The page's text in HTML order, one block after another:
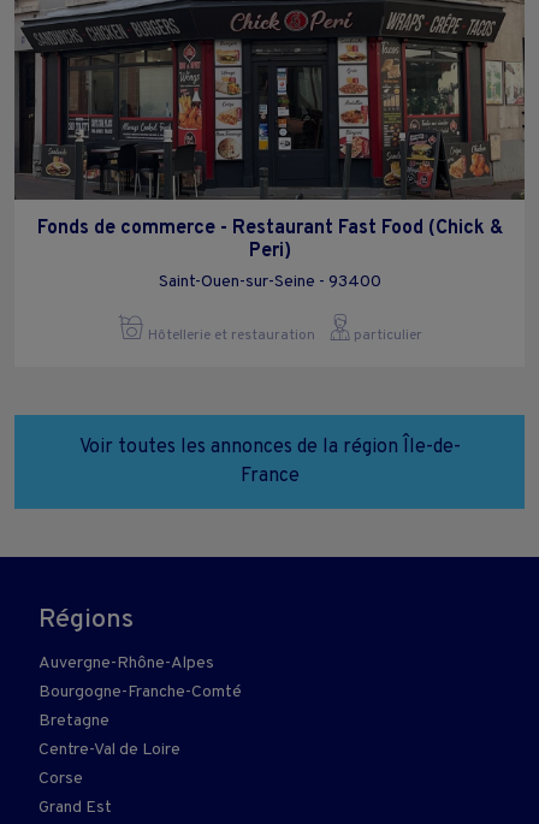
Fonds de commerce - Restaurant Fast Food (Chick &
Peri)
Saint-Ouen-sur-Seine - 93400
Hôtellerie et restauration particulier
Voir toutes les annonces de la région Île-de-
France
Régions
Auvergne-Rhône-Alpes
Bourgogne-Franche-Comté
Bretagne
Centre-Val de Loire
Corse
Grand Est